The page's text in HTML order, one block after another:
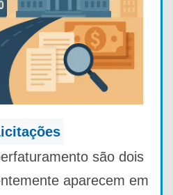
são dois
aparecem em